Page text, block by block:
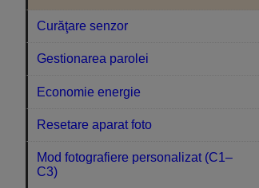
Curăţare senzor
Gestionarea parolei
Economie energie
Resetare aparat foto
Mod fotografiere personalizat (C1–
C3)